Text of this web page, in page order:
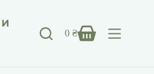
Кошик
0₴